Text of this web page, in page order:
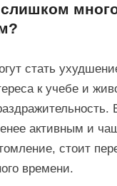
стать
к учебе и
активным и
стоит
времени.